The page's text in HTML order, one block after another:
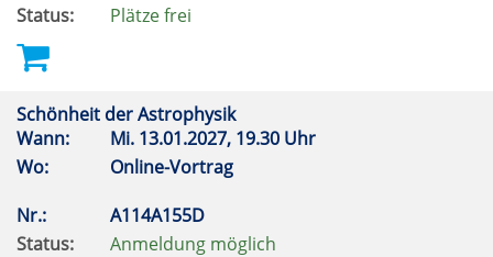
Status:
Plätze frei
Schönheit der Astrophysik
Wann:
Mi. 13.01.2027, 19.30 Uhr
Wo:
Online-Vortrag
Nr.:
A114A155D
Status:
Anmeldung möglich